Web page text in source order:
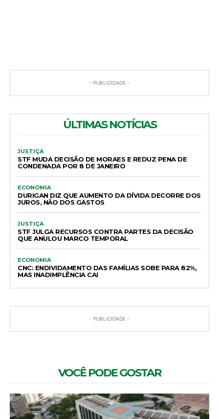
- PUBLICIDADE -
ÚLTIMAS NOTÍCIAS
JUSTIÇA
STF MUDA DECISÃO DE MORAES E REDUZ PENA DE
CONDENADA POR 8 DE JANEIRO
ECONOMIA
DURIGAN DIZ QUE AUMENTO DA DÍVIDA DECORRE DOS
JUROS, NÃO DOS GASTOS
JUSTIÇA
STF JULGA RECURSOS CONTRA PARTES DA DECISÃO
QUE ANULOU MARCO TEMPORAL
ECONOMIA
CNC: ENDIVIDAMENTO DAS FAMÍLIAS SOBE PARA 82%,
MAS INADIMPLÊNCIA CAI
- PUBLICIDADE -
VOCÊ PODE GOSTAR